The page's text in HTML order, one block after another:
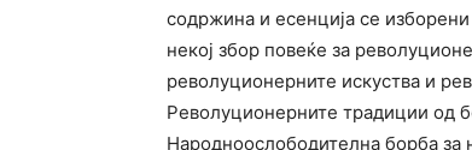
содржина и есенција се
некој збор повеќе за
револуционерните искуства и
Револуционерните традиции од
Народноослободителна борба за